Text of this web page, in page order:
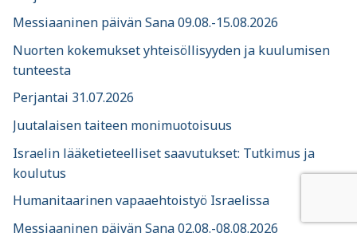
Messiaaninen päivän Sana 09.08.-15.08.2026
Nuorten kokemukset yhteisöllisyyden ja kuulumisen
tunteesta
Perjantai 31.07.2026
Juutalaisen taiteen monimuotoisuus
Israelin lääketieteelliset saavutukset: Tutkimus ja
koulutus
Humanitaarinen vapaaehtoistyö Israelissa
Messiaaninen päivän Sana 02.08.-08.08.2026